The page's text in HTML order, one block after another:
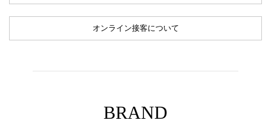
オンライン接客について
BRAND